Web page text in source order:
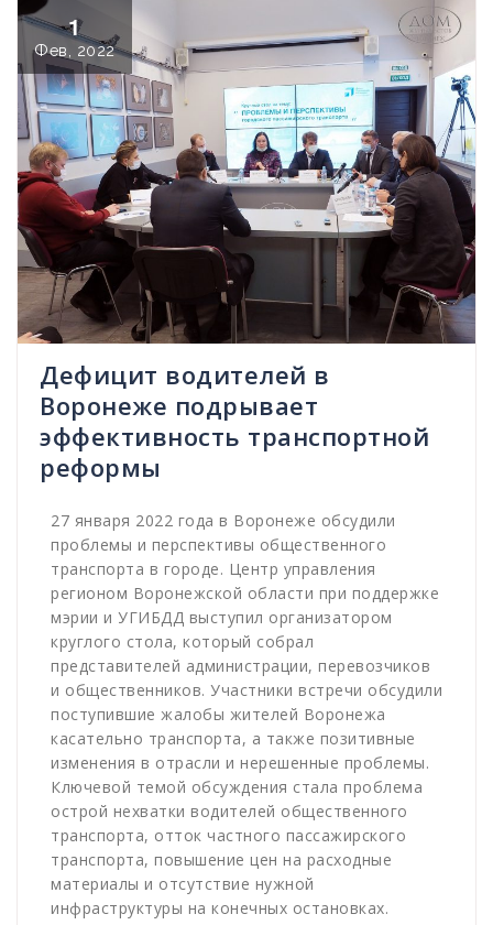
1
Фев, 2022
Дефицит водителей в
Воронеже подрывает
эффективность транспортной
реформы
27 января 2022 года в Воронеже обсудили
проблемы и перспективы общественного
транспорта в городе. Центр управления
регионом Воронежской области при поддержке
мэрии и УГИБДД выступил организатором
круглого стола, который собрал
представителей администрации, перевозчиков
и общественников. Участники встречи обсудили
поступившие жалобы жителей Воронежа
касательно транспорта, а также позитивные
изменения в отрасли и нерешенные проблемы.
Ключевой темой обсуждения стала проблема
острой нехватки водителей общественного
транспорта, отток частного пассажирского
транспорта, повышение цен на расходные
материалы и отсутствие нужной
инфраструктуры на конечных остановках.